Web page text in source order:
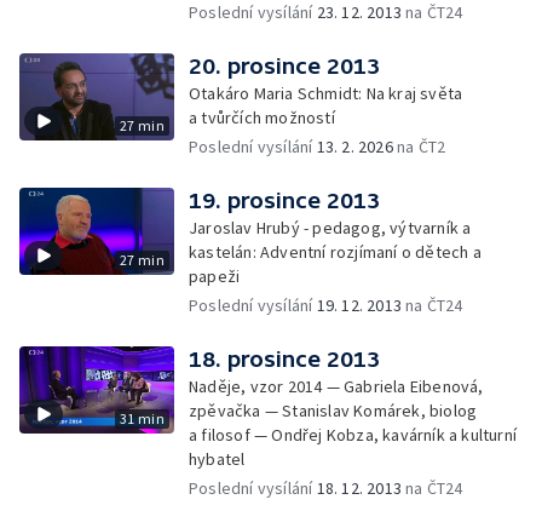
Poslední vysílání 23. 12. 2013 na ČT24
27 min
20. prosince 2013
Otakáro Maria Schmidt: Na kraj světa
a tvůrčích možností
Poslední vysílání13. 2. 2026na ČT2
27 min
19. prosince 2013
Jaroslav Hrubý - pedagog, výtvarník a
kastelán: Adventní rozjímaní o dětech a
papeži
Poslední vysílání19. 12. 2013 na ČT24
31 min
18. prosince 2013
Naděje, vzor 2014 — Gabriela Eibenová,
zpěvačka — Stanislav Komárek, biolog
a filosof — Ondřej Kobza, kavárník a kulturní
hybatel
Poslední vysílání18. 12. 2013 na ČT24